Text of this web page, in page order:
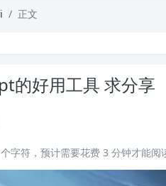
正文
的好用工具 求分享
字符，预计需要花费 3 分钟才能阅